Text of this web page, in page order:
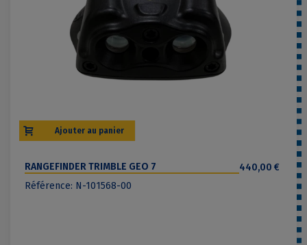
Ajouter au panier
RANGEFINDER TRIMBLE GEO 7 440,00 €
Référence: N-101568-00